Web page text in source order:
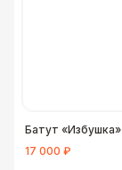
Батут «Избушка»
17 000 ₽